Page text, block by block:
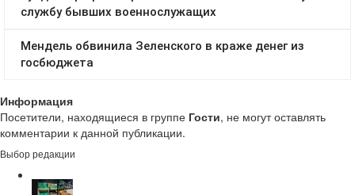
Информация
Посетители, находящиеся в группе Гости, не могут оставлять
комментарии к данной публикации.
Выбор редакции